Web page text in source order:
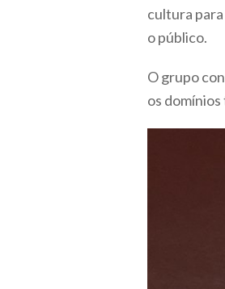
cultura
o público.
O grupo
os